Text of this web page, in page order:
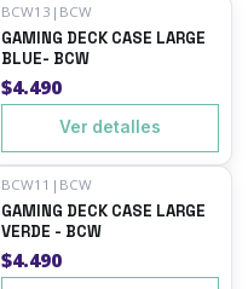
Agotado
BCW13 | BCW
GAMING DECK CASE LARGE
BLUE- BCW
$4.490
Ver detalles
Agotado
BCW11 | BCW
GAMING DECK CASE LARGE
VERDE - BCW
$4.490